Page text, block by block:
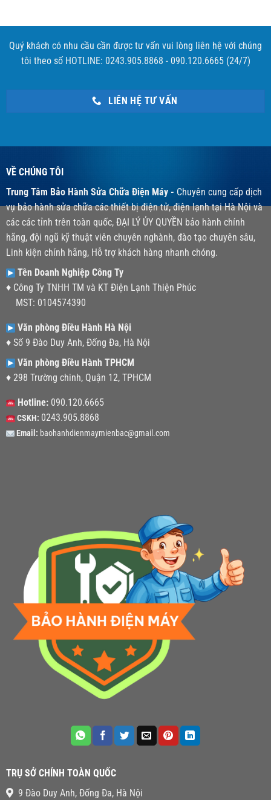
Quý khách có nhu cầu cần được tư vấn vui lòng liên hệ với chúng
tôi theo số HOTLINE: 0243.905.8868 - 090.120.6665 (24/7)
LIÊN HỆ TƯ VẤN
VỀ CHÚNG TÔI
Trung Tâm Bảo Hành Sửa Chữa Điện Máy - Chuyên cung cấp dịch
vụ bảo hành sửa chữa các thiết bị điện tử, điện lạnh tại Hà Nội và
các các tỉnh trên toàn quốc, ĐẠI LÝ ỦY QUYỀN bảo hành chính
hãng, đội ngũ kỹ thuật viên chuyên nghành, đào tạo chuyên sâu,
Linh kiện chính hãng, Hỗ trợ khách hàng nhanh chóng.
Tên Doanh Nghiệp Công Ty
♦ Công Ty TNHH TM và KT Điện Lạnh Thiện Phúc
MST: 0104574390
Văn phòng Điều Hành Hà Nội
♦ Số 9 Đào Duy Anh, Đống Đa, Hà Nội
Văn phòng Điều Hành TPHCM
♦ 298 Trường chinh, Quận 12, TPHCM
Hotline:090.120.6665
CSKH: 0243.905.8868
Email: baohanhdienmaymienbac@gmail.com
TRỤ SỞ CHÍNH TOÀN QUỐC
9 Đào Duy Anh, Đống Đa, Hà Nội